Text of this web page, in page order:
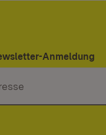
Anmeldung